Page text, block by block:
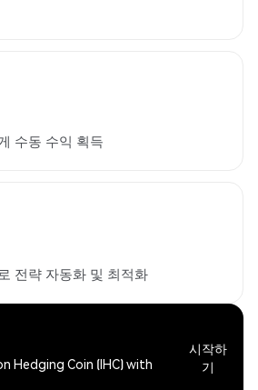
수동 수익 획득
전략 자동화 및 최적화
Hedging Coin (IHC) with
시작하
기